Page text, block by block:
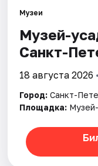
Музеи
Музей-
Санкт-
18 августа 2026
Город: Санкт-
Площадка: